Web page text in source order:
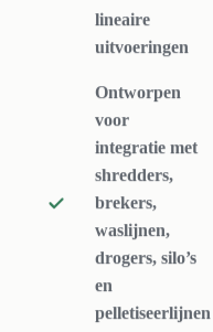
lineaire
uitvoeringen
Ontworpen
voor
integratie met
shredders,
brekers,
waslijnen,
drogers, silo’s
en
pelletiseerlijnen